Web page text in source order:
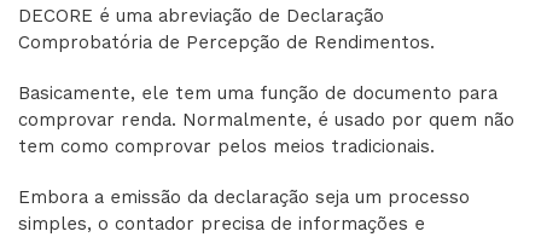
DECORE é uma abreviação de Declaração
Comprobatória de Percepção de Rendimentos.
Basicamente, ele tem uma função de documento para
comprovar renda. Normalmente, é usado por quem não
tem como comprovar pelos meios tradicionais.
Embora a emissão da declaração seja um processo
simples, o contador precisa de informações e